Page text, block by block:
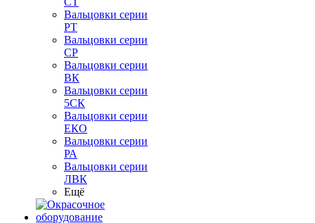
Вальцовки серии
РТ
Вальцовки серии
СР
Вальцовки серии
ВК
Вальцовки серии
5СК
Вальцовки серии
ЕКО
Вальцовки серии
РА
Вальцовки серии
ЛВК
Ещё